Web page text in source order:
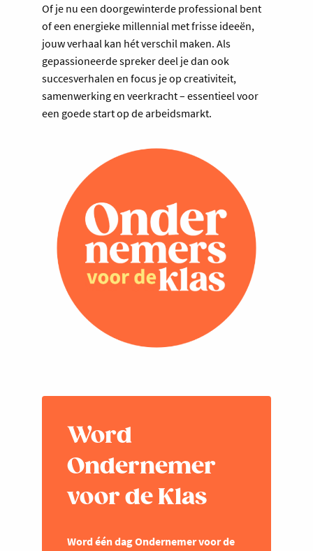
Of je nu een doorgewinterde professional bent
of een energieke millennial met frisse ideeën,
jouw verhaal kan hét verschil maken. Als
gepassioneerde spreker deel je dan ook
succesverhalen en focus je op creativiteit,
samenwerking en veerkracht – essentieel voor
een goede start op de arbeidsmarkt.
Word
Ondernemer
voor de Klas
Word één dag Ondernemer voor de